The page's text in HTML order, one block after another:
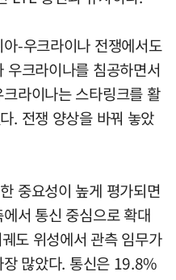
-우크라이나 전쟁에서도
우크라이나를 침공하면서
라이나는 스타링크를 활
. 전쟁 양상을 바꿔 놓았
중요성이 높게 평가되면
서 통신 중심으로 확대
도 위성에서 관측 임무가
많았다. 통신은 19.8%